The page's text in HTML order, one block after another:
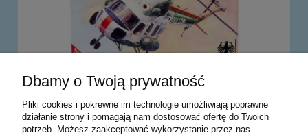
model do sklejania helikopter Mi-2 Niemiecka Policja
PZL WSK Świdnik 1:48
Dbamy o Twoją prywatność
Pliki cookies i pokrewne im technologie umożliwiają poprawne
działanie strony i pomagają nam dostosować ofertę do Twoich
potrzeb. Możesz zaakceptować wykorzystanie przez nas